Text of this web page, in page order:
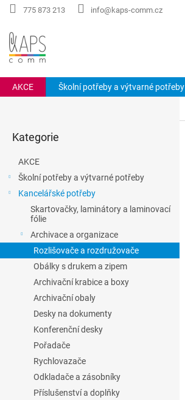
Přejít
775 873 213 info@kaps-comm.cz
AKCE Školní potřeby a výtvarné potřeby
e
kategorie
Kategorie
AKCE
Školní potřeby a výtvarné potřeby
Kancelářské potřeby
Skartovačky, laminátory a laminovací
fólie
Archivace a organizace
Rozlišovače a rozdružovače
Obálky s drukem a zipem
Archivační krabice a boxy
Archivační obaly
Desky na dokumenty
Konferenční desky
Pořadače
Rychlovazače
Odkladače a zásobníky
Příslušenství a doplňky